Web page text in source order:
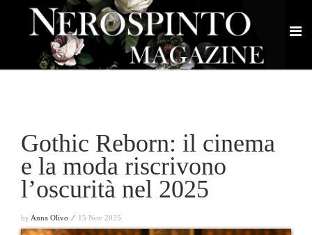
Gothic Reborn: il cinema
e la moda riscrivono
l’oscurità nel 2025
by Anna Olivo ⁄ 15 Nov 2025